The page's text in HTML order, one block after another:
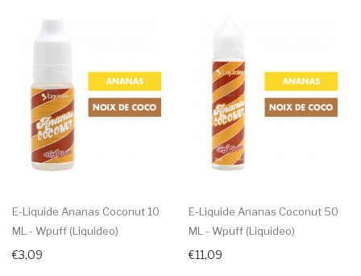
E-Liquide Ananas Coconut 10
ML - Wpuff (Liquideo)
€3,09
E-Liquide Ananas Coconut 50
ML - Wpuff (Liquideo)
€11,09